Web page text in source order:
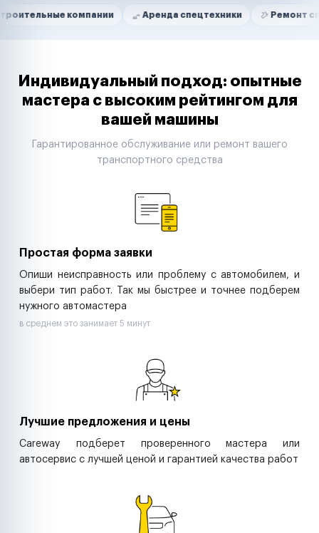
Нам доверяют
компании Аренда спецтехники Ремонт спецтехники
Маркетплейсы
Таксопарки
Автодилеры
Строительные компании
Аренда спецтехники
Индивидуальный подход: опытные
мастера с высоким рейтингом для
вашей машины
Гарантированное обслуживание или ремонт вашего
транспортного средства
Простая форма заявки
Опиши неисправность или проблему с автомобилем, и
выбери тип работ. Так мы быстрее и точнее подберем
нужного автомастера
в среднем это занимает 5 минут
Лучшие предложения и цены
Careway подберет проверенного мастера или
автосервис с лучшей ценой и гарантией качества работ